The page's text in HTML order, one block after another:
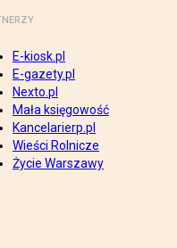
E-kiosk.pl
E-gazety.pl
Nexto.pl
Mała księgowość
Kancelarierp.pl
Wieści Rolnicze
Życie Warszawy